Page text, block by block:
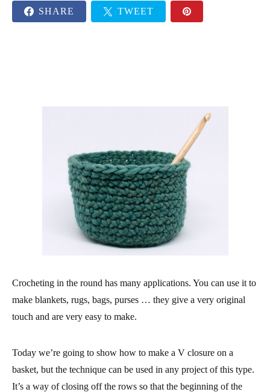
SHARE TWEET
Crocheting in the round has many applications. You can use it to
make blankets, rugs, bags, purses … they give a very original
touch and are very easy to make.
Today we’re going to show how to make a V closure on a
basket, but the technique can be used in any project of this type.
It’s a way of closing off the rows so that the beginning of the